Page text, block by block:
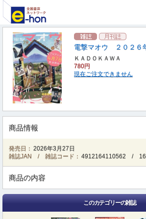
電撃マオウ ２０２６
ＫＡＤＯＫＡＷＡ
780円
現在ご注文できません
商品情報
発売日： 2026年3月27日
雑誌JAN / 雑誌コード： 4912164110562 /
商品の内容
このカテゴリーの雑誌